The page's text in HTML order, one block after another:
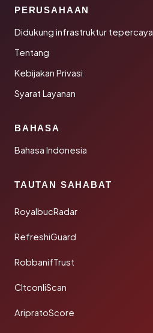
PERUSAHAAN
Didukung infrastruktur tepercaya
Tentang
Kebijakan Privasi
Syarat Layanan
BAHASA
Bahasa Indonesia
TAUTAN SAHABAT
RoyalbucRadar
RefreshiGuard
RobbanifTrust
CltconliScan
AripratoScore